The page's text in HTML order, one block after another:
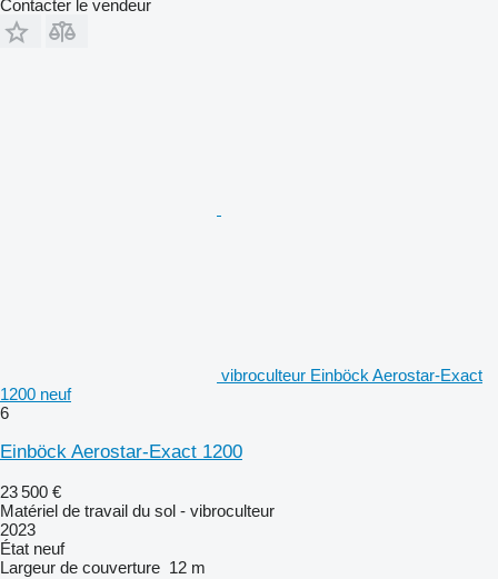
Contacter le vendeur
vibroculteur Einböck Aerostar-Exact
1200 neuf
6
Einböck Aerostar-Exact 1200
23 500 €
Matériel de travail du sol - vibroculteur
2023
État neuf
Largeur de couverture 12 m